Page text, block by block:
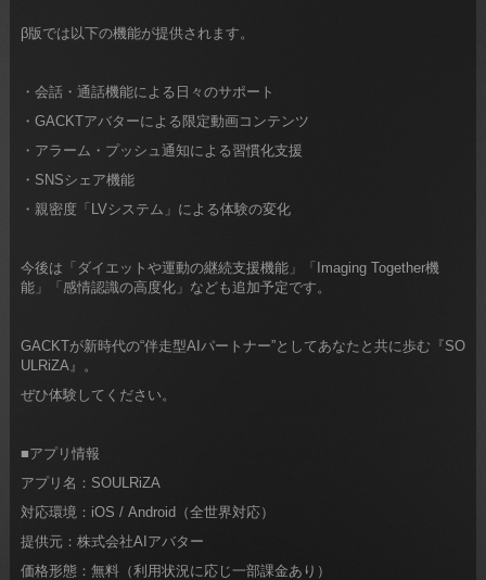
β版では以下の機能が提供されます。
・会話・通話機能による日々のサポート
・GACKTアバターによる限定動画コンテンツ
・アラーム・プッシュ通知による習慣化支援
・SNSシェア機能
・親密度「LVシステム」による体験の変化
今後は「ダイエットや運動の継続支援機能」「Imaging Together機
能」「感情認識の高度化」なども追加予定です。
GACKTが新時代の“伴走型AIパートナー”としてあなたと共に歩む『SO
ULRiZA』。
ぜひ体験してください。
■アプリ情報
アプリ名：SOULRiZA
対応環境：iOS / Android（全世界対応）
提供元：株式会社AIアバター
価格形態：無料（利用状況に応じ一部課金あり）